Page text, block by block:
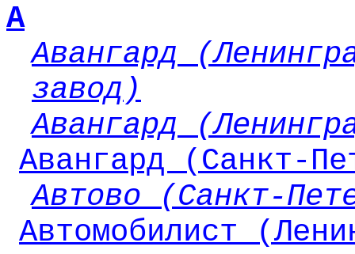
А
Авангард
завод)
Авангард
Авангард (Санкт-
Автово (Санкт-
Автомобилист